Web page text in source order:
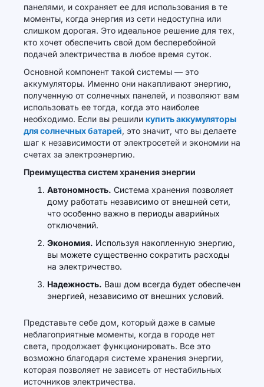
панелями, и сохраняет ее для использования в те
моменты, когда энергия из сети недоступна или
слишком дорогая. Это идеальное решение для тех,
кто хочет обеспечить свой дом бесперебойной
подачей электричества в любое время суток.
Основной компонент такой системы — это
аккумуляторы. Именно они накапливают энергию,
полученную от солнечных панелей, и позволяют вам
использовать ее тогда, когда это наиболее
необходимо. Если вы решили купить аккумуляторы
для солнечных батарей, это значит, что вы делаете
шаг к независимости от электросетей и экономии на
счетах за электроэнергию.
Преимущества систем хранения энергии
Автономность. Система хранения позволяет
дому работать независимо от внешней сети,
что особенно важно в периоды аварийных
отключений.
Экономия. Используя накопленную энергию,
вы можете существенно сократить расходы
на электричество.
Надежность. Ваш дом всегда будет обеспечен
энергией, независимо от внешних условий.
Представьте себе дом, который даже в самые
неблагоприятные моменты, когда в городе нет
света, продолжает функционировать. Все это
возможно благодаря системе хранения энергии,
которая позволяет не зависеть от нестабильных
источников электричества.